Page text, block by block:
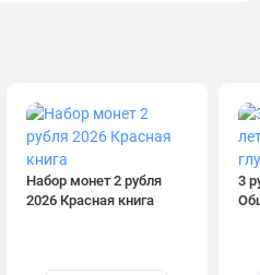
Набор монет 2 рубля
2026 Красная книга
3